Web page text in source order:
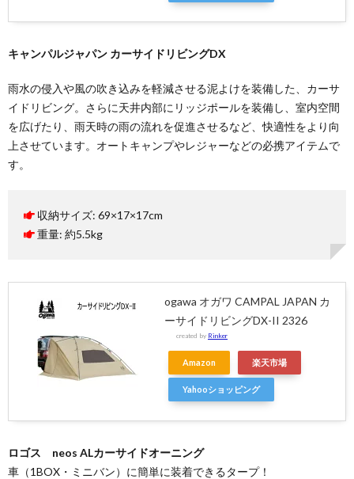
キャンパルジャパン カーサイドリビングDX
雨水の侵入や風の吹き込みを軽減させる泥よけを装備した、カーサ
イドリビング。さらに天井内部にリッジポールを装備し、室内空間
を広げたり、雨天時の雨の流れを促進させるなど、快適性をより向
上させています。オートキャンプやレジャーなどの必携アイテムで
す。
収納サイズ: 69×17×17cm
重量: 約5.5kg
ogawa オガワ CAMPAL JAPAN カ
ーサイドリビングDX-II 2326
created by Rinker
Amazon 楽天市場
Yahooショッピング
ロゴス neos ALカーサイドオーニング
車（1BOX・ミニバン）に簡単に装着できるタープ！